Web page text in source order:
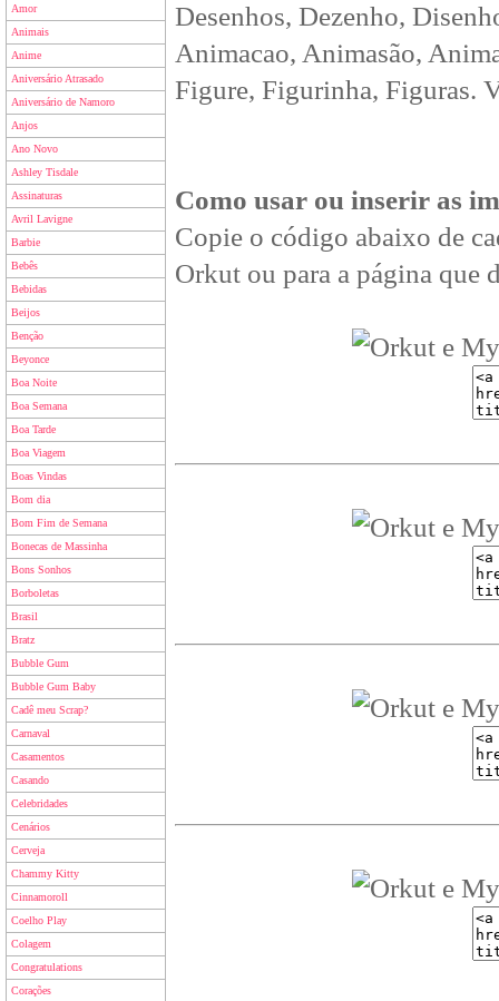
Amor
Animais
Anime
Aniversário Atrasado
Aniversário de Namoro
Anjos
Ano Novo
Ashley Tisdale
Assinaturas
Avril Lavigne
Barbie
Bebês
Bebidas
Beijos
Benção
Beyonce
Boa Noite
Boa Semana
Boa Tarde
Boa Viagem
Boas Vindas
Bom dia
Bom Fim de Semana
Bonecas de Massinha
Bons Sonhos
Borboletas
Brasil
Bratz
Bubble Gum
Bubble Gum Baby
Cadê meu Scrap?
Carnaval
Casamentos
Casando
Celebridades
Cenários
Cerveja
Chammy Kitty
Cinnamoroll
Coelho Play
Colagem
Congratulations
Corações
Desenhos, Dezenho,
Animacao, Animasão,
Figure, Figurinha, Figuras.
Como usar ou inserir as
Copie o código abaixo de
Orkut ou para a página que